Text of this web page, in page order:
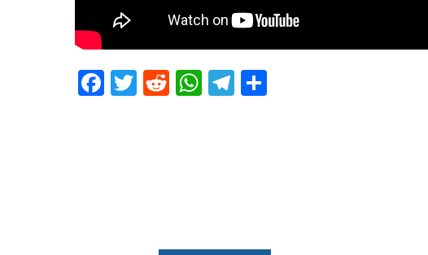
Facebook
Twitter
RedditWhatsApp
Telegram